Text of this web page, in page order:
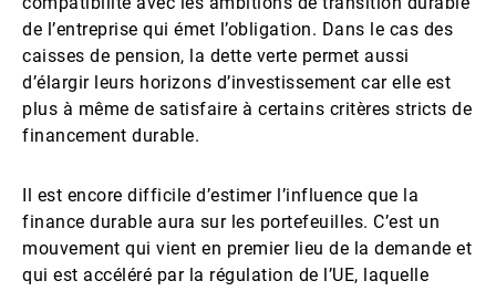
de l’entreprise qui émet l’obligation. Dans le cas des
caisses de pension, la dette verte permet aussi
d’élargir leurs horizons d’investissement car elle est
plus à même de satisfaire à certains critères stricts de
financement durable.
Il est encore difficile d’estimer l’influence que la
finance durable aura sur les portefeuilles. C’est un
mouvement qui vient en premier lieu de la demande et
qui est accéléré par la régulation de l’UE, laquelle